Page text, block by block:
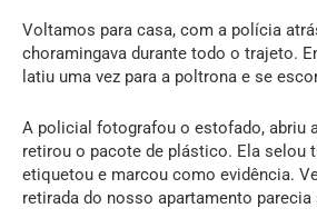
Voltamos para casa, com a polícia
choramingava durante todo o trajeto.
latiu uma vez para a poltrona e se
A policial fotografou o estofado, abriu
retirou o pacote de plástico. Ela selou
etiquetou e marcou como evidência.
retirada do nosso apartamento parecia